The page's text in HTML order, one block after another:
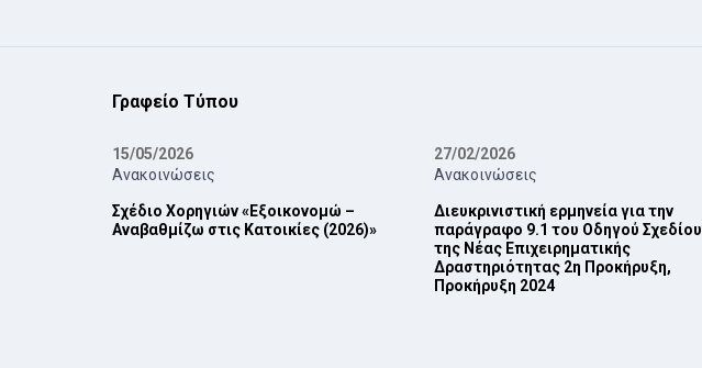
Γραφείο Τύπου
15/05/2026
Ανακοινώσεις
Σχέδιο Χορηγιών «Εξοικονομώ –
Αναβαθμίζω στις Κατοικίες (2026)»
27/02/2026
Ανακοινώσεις
Διευκρινιστική ερμηνεία για την
παράγραφο 9.1 του Οδηγού Σχεδίου
της Νέας ‎Επιχειρηματικής
Δραστηριότητας 2η Προκήρυξη,
Προκήρυξη 2024‎